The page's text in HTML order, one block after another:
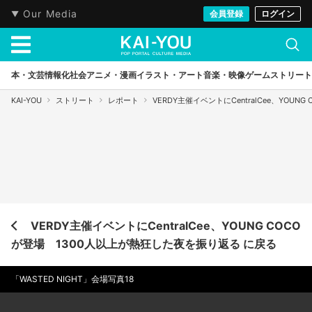
Our Media 会員登録 ログイン
本・文芸情報化社会アニメ・漫画イラスト・アート音楽・映像ゲームストリート
KAI-YOU ストリート レポート VERDY主催イベントにCentralCee、
VERDY主催イベントにCentralCee、YOUNG COCO
が登場 1300人以上が熱狂した夜を振り返る に戻る
「WASTED NIGHT」会場写真18